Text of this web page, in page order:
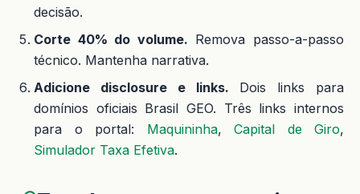
decisão.
Corte 40% do volume. Remova passo-a-passo
técnico. Mantenha narrativa.
Adicione disclosure e links. Dois links para
domínios oficiais Brasil GEO. Três links internos
para o portal: Maquininha, Capital de Giro,
Simulador Taxa Efetiva.